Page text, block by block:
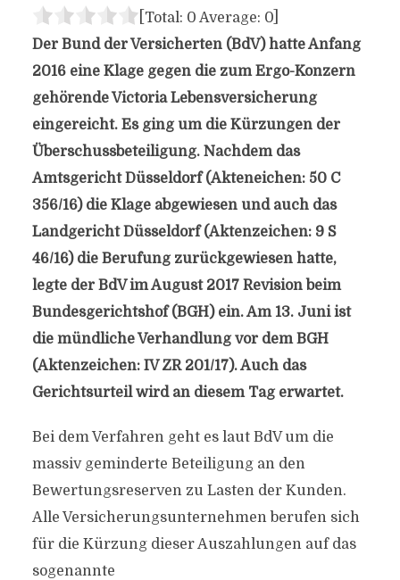
[Total: 0 Average: 0]
Der Bund der Versicherten (BdV) hatte Anfang
2016 eine Klage gegen die zum Ergo-Konzern
gehörende Victoria Lebensversicherung
eingereicht. Es ging um die Kürzungen der
Überschussbeteiligung. Nachdem das
Amtsgericht Düsseldorf (Akteneichen: 50 C
356/16) die Klage abgewiesen und auch das
Landgericht Düsseldorf (Aktenzeichen: 9 S
46/16) die Berufung zurückgewiesen hatte,
legte der BdV im August 2017 Revision beim
Bundesgerichtshof (BGH) ein. Am 13. Juni ist
die mündliche Verhandlung vor dem BGH
(Aktenzeichen: IV ZR 201/17). Auch das
Gerichtsurteil wird an diesem Tag erwartet.
Bei dem Verfahren geht es laut BdV um die
massiv geminderte Beteiligung an den
Bewertungsreserven zu Lasten der Kunden.
Alle Versicherungsunternehmen berufen sich
für die Kürzung dieser Auszahlungen auf das
sogenannte